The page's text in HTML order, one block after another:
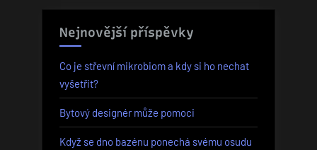
Nejnovější příspěvky
Co je střevní mikrobiom a kdy si ho nechat
vyšetřit?
Bytový designér může pomoci
Když se dno bazénu ponechá svému osudu